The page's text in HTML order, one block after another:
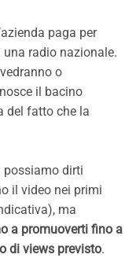
paga per
radio nazionale.
o
il bacino
del fatto che la
possiamo dirti
il video nei primi
ma
a promuoverti fino a
di views previsto.